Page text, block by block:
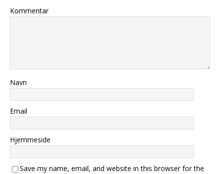
Kommentar
Navn
Email
Hjemmeside
Save my name, email, and website in this browser for the